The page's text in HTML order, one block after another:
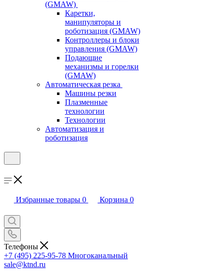
(GMAW)
Каретки,
манипуляторы и
роботизация (GMAW)
Контроллеры и блоки
управления (GMAW)
Подающие
механизмы и горелки
(GMAW)
Автоматическая резка
Машины резки
Плазменные
технологии
Технологии
Автоматизация и
роботизация
Избранные товары 0 Корзина 0
Телефоны
+7 (495) 225-95-78 Многоканальный
sale@ktnd.ru